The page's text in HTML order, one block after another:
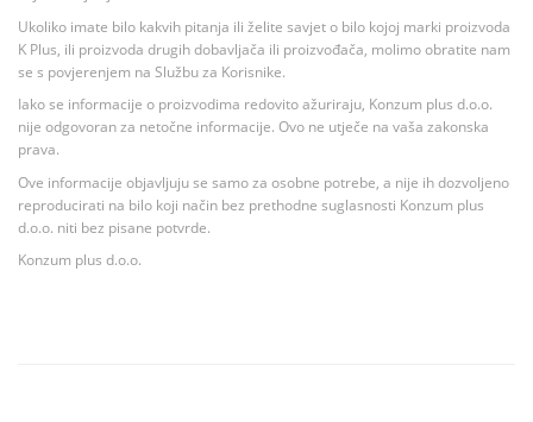
Ukoliko imate bilo kakvih pitanja ili želite savjet o bilo kojoj marki proizvoda
K Plus, ili proizvoda drugih dobavljača ili proizvođača, molimo obratite nam
se s povjerenjem na Službu za Korisnike.
Iako se informacije o proizvodima redovito ažuriraju, Konzum plus d.o.o.
nije odgovoran za netočne informacije. Ovo ne utječe na vaša zakonska
prava.
Ove informacije objavljuju se samo za osobne potrebe, a nije ih dozvoljeno
reproducirati na bilo koji način bez prethodne suglasnosti Konzum plus
d.o.o. niti bez pisane potvrde.
Konzum plus d.o.o.